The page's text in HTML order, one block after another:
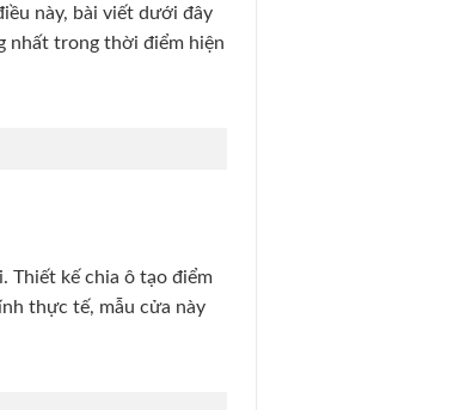
này, bài viết dưới đây
nhất trong thời điểm hiện
Thiết kế chia ô tạo điểm
thực tế, mẫu cửa này